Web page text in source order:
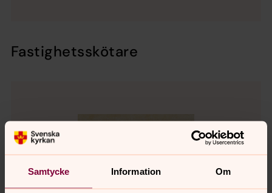
Samtycke Information Om
Fastighetsskötare